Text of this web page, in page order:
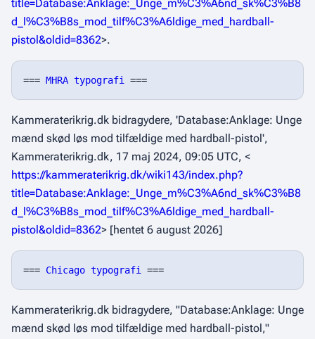
title=Database:Anklage:_Unge_m%C3%A6nd_sk%C3%B8
d_l%C3%B8s_mod_tilf%C3%A6ldige_med_hardball-
pistol&oldid=8362>.
=== MHRA typografi
Kammeraterikrig.dk bidragydere, 'Database:Anklage: Unge
mænd skød løs mod tilfældige med hardball-pistol',
Kammeraterikrig.dk, 17 maj 2024, 09:05 UTC, <
https://kammeraterikrig.dk/wiki143/index.php?
title=Database:Anklage:_Unge_m%C3%A6nd_sk%C3%B8
d_l%C3%B8s_mod_tilf%C3%A6ldige_med_hardball-
pistol&oldid=8362> [hentet 6 august 2026]
=== Chicago typografi
Kammeraterikrig.dk bidragydere, "Database:Anklage: Unge
mænd skød løs mod tilfældige med hardball-pistol,"